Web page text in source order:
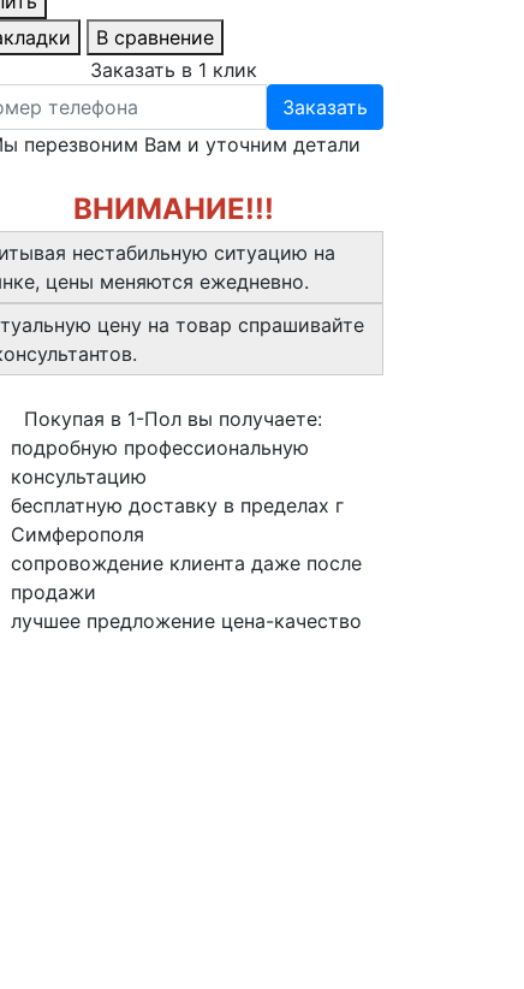
В сравнение
Заказать в 1 клик
Заказать
перезвоним Вам и уточним детали
ВНИМАНИЕ!!!
нестабильную ситуацию на
цены меняются ежедневно.
цену на товар спрашивайте
Покупая в 1-Пол вы получаете:
подробную профессиональную
консультацию
бесплатную доставку в пределах г
Симферополя
сопровождение клиента даже после
продажи
лучшее предложение цена-качество